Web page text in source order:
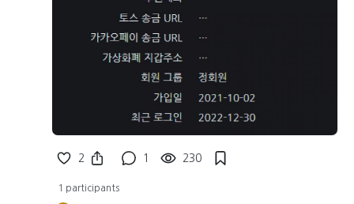
2 1 230
1 participants